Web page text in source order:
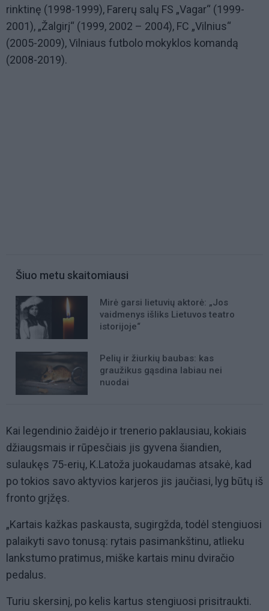
rinktinę (1998-1999), Farerų salų FS „Vagar“ (1999-
2001), „Žalgirį“ (1999, 2002 – 2004), FC „Vilnius“
(2005-2009), Vilniaus futbolo mokyklos komandą
(2008-2019).
Šiuo metu skaitomiausi
Mirė garsi lietuvių aktorė: „Jos
vaidmenys išliks Lietuvos teatro
istorijoje“
Pelių ir žiurkių baubas: kas
graužikus gąsdina labiau nei
nuodai
Kai legendinio žaidėjo ir trenerio paklausiau, kokiais
džiaugsmais ir rūpesčiais jis gyvena šiandien,
sulaukęs 75-erių, K.Latoža juokaudamas atsakė, kad
po tokios savo aktyvios karjeros jis jaučiasi, lyg būtų iš
fronto grįžęs.
„Kartais kažkas paskausta, sugirgžda, todėl stengiuosi
palaikyti savo tonusą: rytais pasimankštinu, atlieku
lankstumo pratimus, miške kartais minu dviračio
pedalus.
Turiu skersinį, po kelis kartus stengiuosi prisitraukti.